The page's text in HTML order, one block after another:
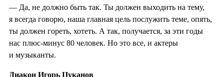
— Да, не должно быть так. Ты должен выходить на тему,
я всегда говорю, наша главная цель послужить теме, опять,
ты должен гореть, хотеть. А так, получается, за эти годы
нас плюс-минус 80 человек. Но это все, и актеры
и музыканты.
Диакон Игорь Цуканов